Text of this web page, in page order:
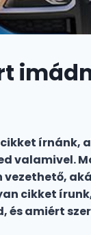
írnánk,
valamivel.
vezethető,
cikket
és amiért